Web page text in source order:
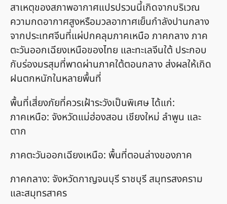
สาเหตุของสภาพอากาศแปรปรวนนี้เกิดจากบริเวณ
ความกดอากาศสูงหรือมวลอากาศเย็นกำลังปานกลาง
จากประเทศจีนที่แผ่ปกคลุมภาคเหนือ ภาคกลาง ภาค
ตะวันออกเฉียงเหนือของไทย และทะเลจีนใต้ ประกอบ
กับร่องมรสุมที่พาดผ่านภาคใต้ตอนกลาง ส่งผลให้เกิด
ฝนตกหนักในหลายพื้นที่
พื้นที่เสี่ยงภัยที่ควรเฝ้าระวังเป็นพิเศษ ได้แก่:
ภาคเหนือ: จังหวัดแม่ฮ่องสอน เชียงใหม่ ลำพูน และ
ตาก
ภาคตะวันออกเฉียงเหนือ: พื้นที่ตอนล่างของภาค
ภาคกลาง: จังหวัดกาญจนบุรี ราชบุรี สมุทรสงคราม
และสมุทรสาคร